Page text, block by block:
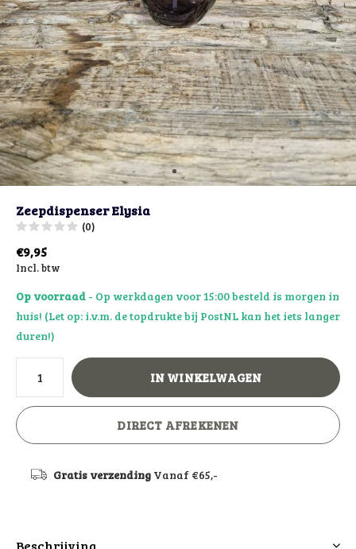
Zeepdispenser Elysia
(0)
€9,95
Incl. btw
Op voorraad - Op werkdagen voor 15:00 besteld is morgen in
huis! (Let op: i.v.m. de topdrukte bij PostNL kan het iets langer
duren!)
IN WINKELWAGEN
DIRECT AFREKENEN
Gratis verzendingVanaf €65,-
Beschrijving